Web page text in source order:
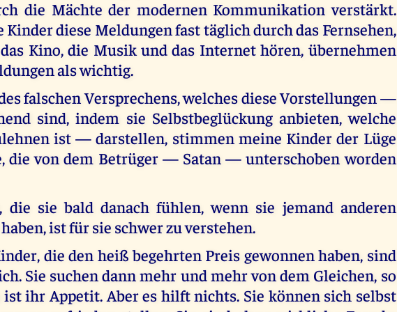
die Mächte der modernen Kommunikation verstärkt.
diese Meldungen fast täglich durch das Fernsehen,
Kino, die Musik und das Internet hören, übernehmen
als wichtig.
falschen Versprechens, welches diese Vorstellungen —
sind, indem sie Selbstbeglückung anbieten, welche
ist — darstellen, stimmen meine Kinder der Lüge
die von dem Betrüger — Satan — unterschoben worden
die sie bald danach fühlen, wenn sie jemand anderen
ist für sie schwer zu verstehen.
die den heiß begehrten Preis gewonnen haben, sind
Sie suchen dann mehr und mehr von dem Gleichen, so
ihr Appetit. Aber es hilft nichts. Sie können sich selbst